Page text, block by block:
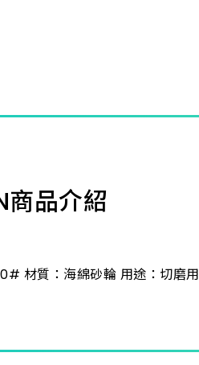
商品介紹
材質：海綿砂輪 用途：切磨用